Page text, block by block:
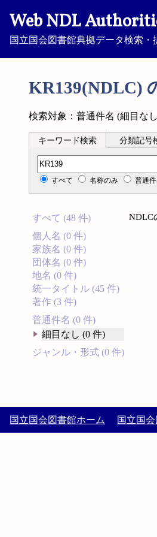
Web NDL
国立国会図書館典拠データ検索・
KR139(NDLC)
検索対象：普通件名 (細目な
キーワード検索 分類記号
分類記号検索
すべて 名称のみ 普通
すべて (48 件)
個人名 (0 件)
家族名 (0 件)
団体名 (0 件)
地名 (0 件)
統一タイトル (45 件)
著作 (3 件)
普通件名 (0 件)
細目なし (0 件)
ジャンル・形式 (0 件)
NDLC
国立国会図書館ホーム 国立国